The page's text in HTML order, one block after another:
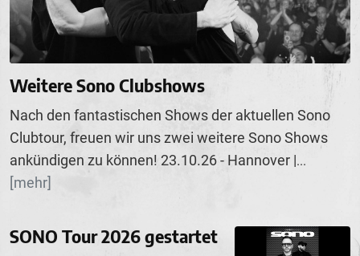
Weitere Sono Clubshows
Nach den fantastischen Shows der aktuellen Sono
Clubtour, freuen wir uns zwei weitere Sono Shows
ankündigen zu können! 23.10.26 - Hannover |...
[mehr]
SONO Tour 2026 gestartet